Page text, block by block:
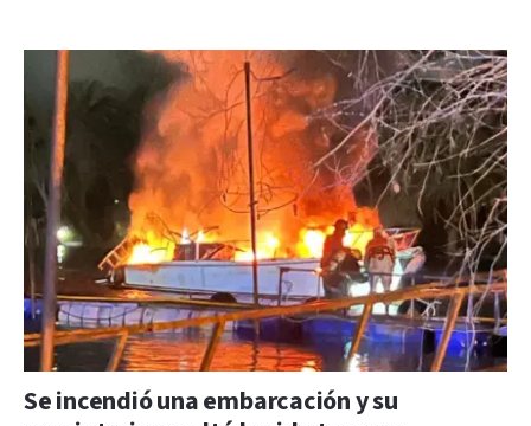
Se incendió una embarcación y su